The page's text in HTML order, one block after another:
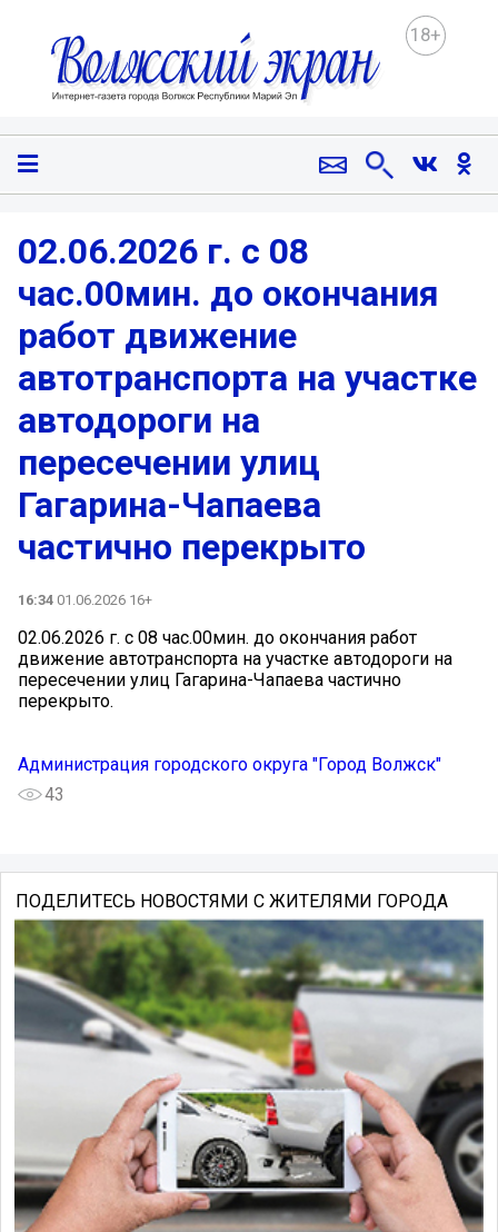
18+
02.06.2026 г. с 08
час.00мин. до окончания
работ движение
автотранспорта на участке
автодороги на
пересечении улиц
Гагарина-Чапаева
частично перекрыто
16:34 01.06.2026 16+
02.06.2026 г. с 08 час.00мин. до окончания работ
движение автотранспорта на участке автодороги на
пересечении улиц Гагарина-Чапаева частично
перекрыто.
Администрация городского округа "Город Волжск"
43
ПОДЕЛИТЕСЬ НОВОСТЯМИ С ЖИТЕЛЯМИ ГОРОДА